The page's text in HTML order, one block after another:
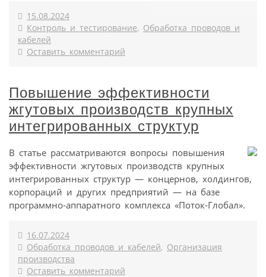
15.08.2024
Контроль и тестирование, Обработка проводов и
кабелей
Оставить комментарий
Повышение эффективности
жгутовых производств крупных
интегрированных структур
В статье рассматриваются вопросы повышения
эффективности жгутовых производств крупных
интегрированных структур — концернов, холдингов,
корпораций и других предприятий — на базе
программно-аппаратного комплекса «Поток-Глобал».
16.07.2024
Обработка проводов и кабелей, Организация
производства
Оставить комментарий